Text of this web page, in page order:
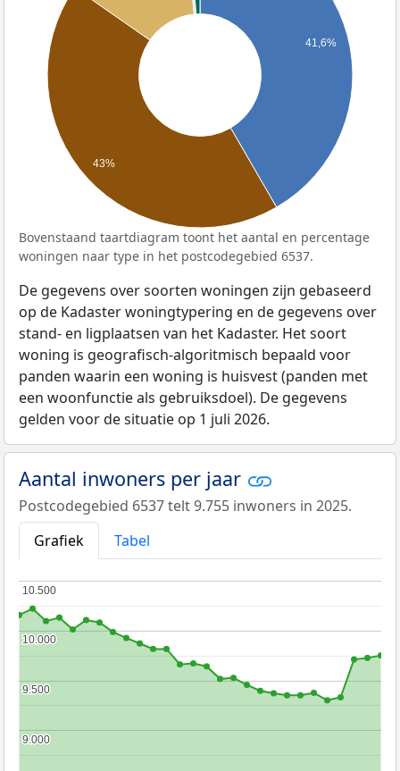
41,6%
43%
Bovenstaand taartdiagram toont het aantal en percentage
woningen naar type in het postcodegebied 6537.
De gegevens over soorten woningen zijn gebaseerd
op de Kadaster woningtypering en de gegevens over
stand- en ligplaatsen van het Kadaster. Het soort
woning is geografisch-algoritmisch bepaald voor
panden waarin een woning is huisvest (panden met
een woonfunctie als gebruiksdoel). De gegevens
gelden voor de situatie op 1 juli 2026.
Aantal inwoners per jaar
Postcodegebied 6537 telt 9.755 inwoners in 2025.
Grafiek
Tabel
9.000
9.000
9.500
9.500
10.000
10.000
10.500
10.500